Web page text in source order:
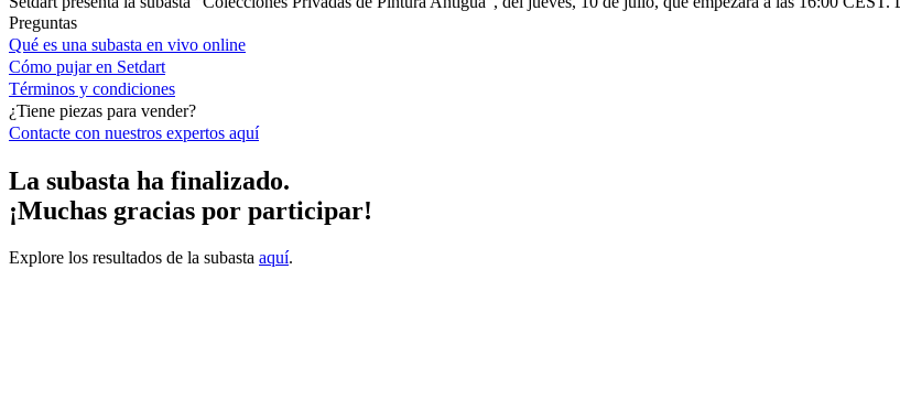
Preguntas
Qué es una subasta en vivo online
Cómo pujar en Setdart
Términos y condiciones
¿Tiene piezas para vender?
Contacte con nuestros expertos aquí
La subasta ha finalizado.
¡Muchas gracias por participar!
Explore los resultados de la subasta aquí.